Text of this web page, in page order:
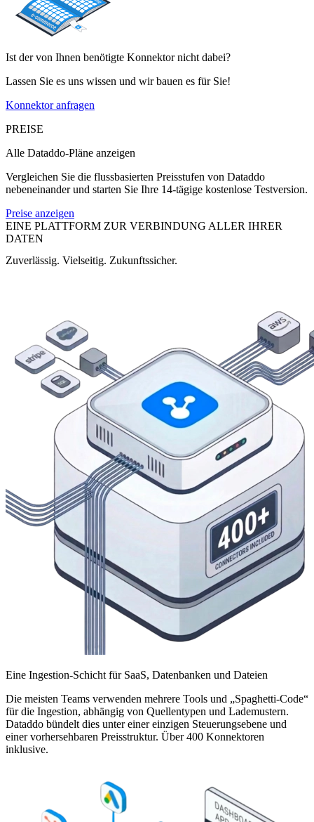
Ist der von Ihnen benötigte Konnektor nicht dabei?
Lassen Sie es uns wissen und wir bauen es für Sie!
Konnektor anfragen
PREISE
Alle Dataddo-Pläne anzeigen
Vergleichen Sie die flussbasierten Preisstufen von Dataddo
nebeneinander und starten Sie Ihre 14-tägige kostenlose Testversion.
Preise anzeigen
EINE PLATTFORM ZUR VERBINDUNG ALLER IHRER
DATEN
Zuverlässig. Vielseitig. Zukunftssicher.
Eine Ingestion-Schicht für SaaS, Datenbanken und Dateien
Die meisten Teams verwenden mehrere Tools und „Spaghetti-Code“
für die Ingestion, abhängig von Quellentypen und Lademustern.
Dataddo bündelt dies unter einer einzigen Steuerungsebene und
einer vorhersehbaren Preisstruktur. Über 400 Konnektoren
inklusive.